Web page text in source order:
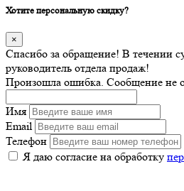
Хотите персональную скидку?
×
Спасибо за обращение! В течении
руководитель отдела продаж!
Произошла ошибка. Сообщение не
Имя
Email
Телефон
Я даю согласие на обработку